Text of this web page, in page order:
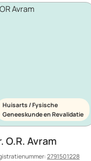
Huisarts / Fysische
Geneeskunde en Revalidatie
O.R. Avram
2791501228